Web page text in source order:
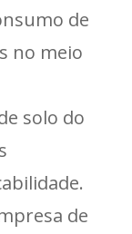
de
no meio
solo do
de